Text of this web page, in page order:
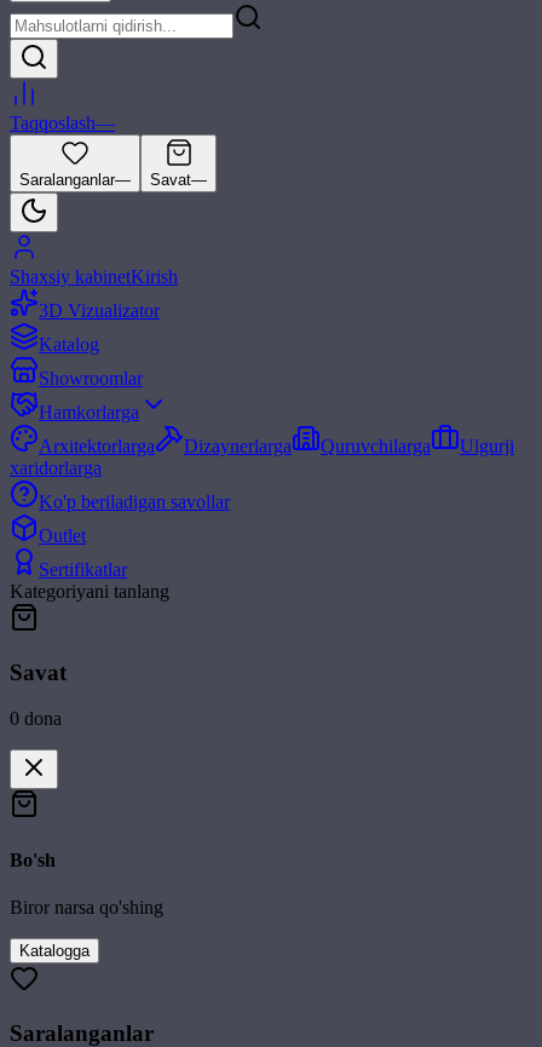
Taqqoslash—
Saralanganlar— Savat—
Shaxsiy kabinetKirish
3D Vizualizator
Katalog
Showroomlar
Hamkorlarga
Arxitektorlarga
Dizaynerlarga Quruvchilarga
Ulgurji
xaridorlarga
Ko'p beriladigan savollar
Outlet
Sertifikatlar
Kategoriyani tanlang
Savat
0 dona
Bo'sh
Biror narsa qo'shing
Katalogga
Saralanganlar